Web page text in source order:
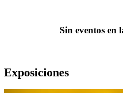
Sin eventos en
Exposiciones